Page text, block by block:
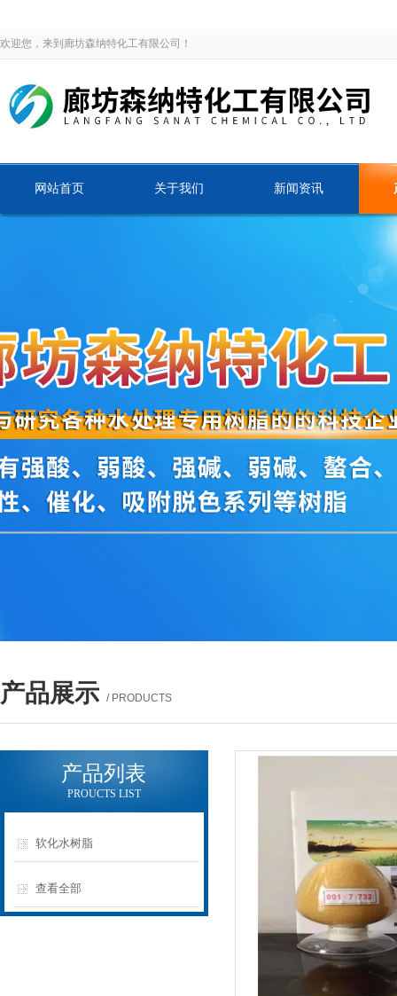
欢迎您，来到廊坊森纳特化工有限公司！
网站首页 关于我们 新闻资讯
产品展示 / PRODUCTS
产品列表
PROUCTS LIST
软化水树脂
查看全部